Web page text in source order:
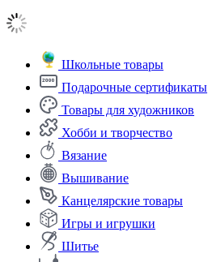
Школьные товары
Подарочные сертификаты
Товары для художников
Хобби и творчество
Вязание
Вышивание
Канцелярские товары
Игры и игрушки
Шитье